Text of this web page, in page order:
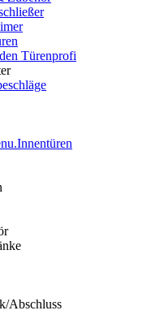
Türenprofi
Abschluss